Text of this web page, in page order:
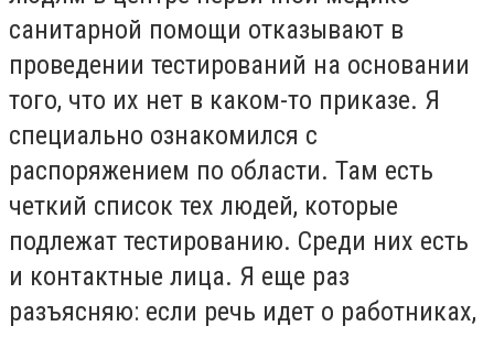
санитарной помощи отказывают в
проведении тестирований на основании
того, что их нет в каком-то приказе. Я
специально ознакомился с
распоряжением по области. Там есть
четкий список тех людей, которые
подлежат тестированию. Среди них есть
и контактные лица. Я еще раз
разъясняю: если речь идет о работниках,